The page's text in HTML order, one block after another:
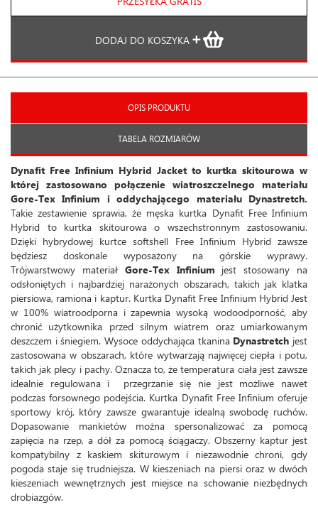
DODAJ DO KOSZYKA
OPIS PRODUKTU
TABELA ROZMIARÓW
Dynafit Free Infinium Hybrid Jacket to kurtka skitourowa w
której zastosowano połączenie wiatroszczelnego materiału
Gore-Tex Infinium i oddychającego materiału Dynastretch.
Takie zestawienie sprawia, że ​​męska kurtka Dynafit Free Infinium
Hybrid to kurtka skitourowa o wszechstronnym zastosowaniu.
Dzięki hybrydowej kurtce softshell Free Infinium Hybrid zawsze
będziesz doskonale wyposażony na górskie wyprawy.
Trójwarstwowy materiał Gore-Tex Infinium jest stosowany na
odsłoniętych i najbardziej narażonych obszarach, takich jak klatka
piersiowa, ramiona i kaptur. Kurtka Dynafit Free Infinium Hybrid Jest
w 100% wiatroodporna i zapewnia wysoką wodoodporność, aby
chronić użytkownika przed silnym wiatrem oraz umiarkowanym
deszczem i śniegiem. Wysoce oddychająca tkanina Dynastretch jest
zastosowana w obszarach, które wytwarzają najwięcej ciepła i potu,
takich jak plecy i pachy. Oznacza to, że temperatura ciała jest zawsze
idealnie regulowana i przegrzanie się nie jest możliwe nawet
podczas forsownego podejścia. Kurtka Dynafit Free Infinium oferuje
sportowy krój, który zawsze gwarantuje idealną swobodę ruchów.
Dopasowanie mankietów można spersonalizować za pomocą
zapięcia na rzep, a dół za pomocą ściągaczy. Obszerny kaptur jest
kompatybilny z kaskiem skiturowym i niezawodnie chroni, gdy
pogoda staje się trudniejsza. W kieszeniach na piersi oraz w dwóch
kieszeniach wewnętrznych jest miejsce na schowanie niezbędnych
drobiazgów.